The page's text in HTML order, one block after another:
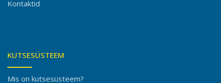
Kontaktid
KUTSESÜSTEEM
Mis on kutsesüsteem?